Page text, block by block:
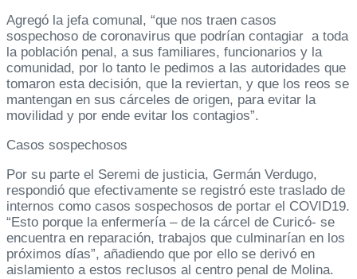
Agregó la jefa comunal, “que nos traen casos
sospechoso de coronavirus que podrían contagiar a toda
la población penal, a sus familiares, funcionarios y la
comunidad, por lo tanto le pedimos a las autoridades que
tomaron esta decisión, que la reviertan, y que los reos se
mantengan en sus cárceles de origen, para evitar la
movilidad y por ende evitar los contagios”.
Casos sospechosos
Por su parte el Seremi de justicia, Germán Verdugo,
respondió que efectivamente se registró este traslado de
internos como casos sospechosos de portar el COVID19.
“Esto porque la enfermería – de la cárcel de Curicó- se
encuentra en reparación, trabajos que culminarían en los
próximos días”, añadiendo que por ello se derivó en
aislamiento a estos reclusos al centro penal de Molina.